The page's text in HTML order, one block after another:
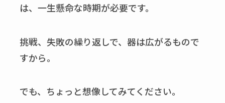
は、一生懸命な時期が必要です。
挑戦、失敗の繰り返しで、器は広がるもので
すから。
でも、ちょっと想像してみてください。